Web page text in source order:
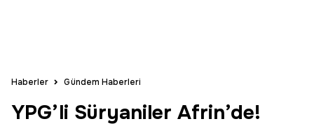
Haberler Gündem Haberleri
YPG’li Süryaniler Afrin’de!